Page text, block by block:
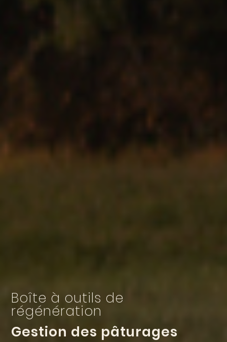
Boîte à outils de
régénération
Gestion des pâturages